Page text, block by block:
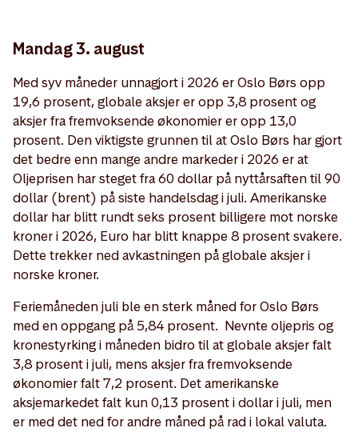
Mandag 3. august
Med syv måneder unnagjort i 2026 er Oslo Børs opp
19,6 prosent, globale aksjer er opp 3,8 prosent og
aksjer fra fremvoksende økonomier er opp 13,0
prosent. Den viktigste grunnen til at Oslo Børs har gjort
det bedre enn mange andre markeder i 2026 er at
Oljeprisen har steget fra 60 dollar på nyttårsaften til 90
dollar (brent) på siste handelsdag i juli. Amerikanske
dollar har blitt rundt seks prosent billigere mot norske
kroner i 2026, Euro har blitt knappe 8 prosent svakere.
Dette trekker ned avkastningen på globale aksjer i
norske kroner.
Feriemåneden juli ble en sterk måned for Oslo Børs
med en oppgang på 5,84 prosent. Nevnte oljepris og
kronestyrking i måneden bidro til at globale aksjer falt
3,8 prosent i juli, mens aksjer fra fremvoksende
økonomier falt 7,2 prosent. Det amerikanske
aksjemarkedet falt kun 0,13 prosent i dollar i juli, men
er med det ned for andre måned på rad i lokal valuta.